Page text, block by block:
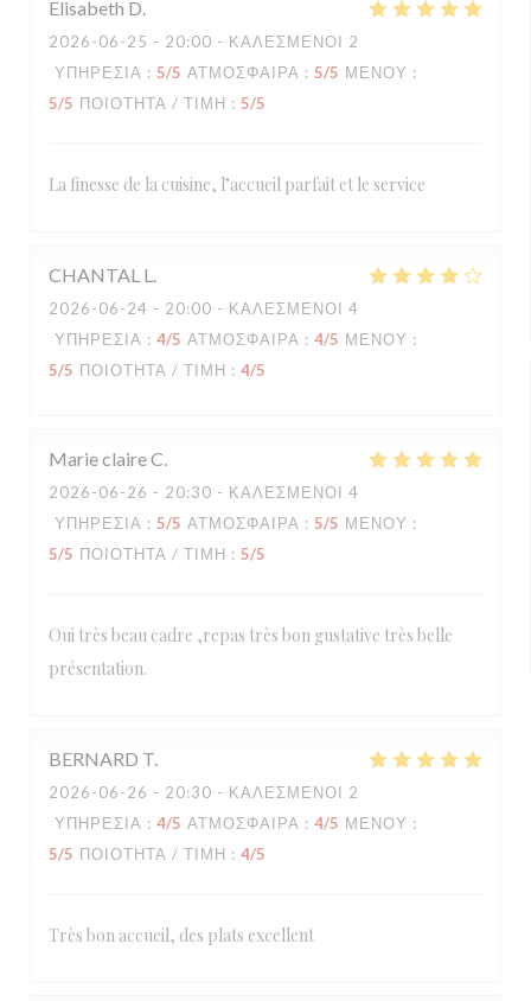
Elisabeth D
2026-06-25 - 20:00 - ΚΑΛΕΣΜΈΝΟΙ 2
ΥΠΗΡΕΣΊΑ : 5/5 ΑΤΜΌΣΦΑΙΡΑ : 5/5 ΜΕΝΟΎ :
5/5 ΠΟΙΌΤΗΤΑ / ΤΙΜΉ : 5/5
La finesse de la cuisine, l’accueil parfait et le service
CHANTAL L
2026-06-24 - 20:00 - ΚΑΛΕΣΜΈΝΟΙ 4
ΥΠΗΡΕΣΊΑ : 4/5 ΑΤΜΌΣΦΑΙΡΑ : 4/5 ΜΕΝΟΎ :
5/5 ΠΟΙΌΤΗΤΑ / ΤΙΜΉ : 4/5
Marie claireC
2026-06-26 - 20:30 - ΚΑΛΕΣΜΈΝΟΙ 4
ΥΠΗΡΕΣΊΑ : 5/5 ΑΤΜΌΣΦΑΙΡΑ : 5/5 ΜΕΝΟΎ :
5/5 ΠΟΙΌΤΗΤΑ / ΤΙΜΉ : 5/5
Oui très beau cadre ,repas très bon gustative très belle
présentation.
BERNARD T
2026-06-26 - 20:30 - ΚΑΛΕΣΜΈΝΟΙ 2
ΥΠΗΡΕΣΊΑ : 4/5 ΑΤΜΌΣΦΑΙΡΑ : 4/5 ΜΕΝΟΎ :
5/5 ΠΟΙΌΤΗΤΑ / ΤΙΜΉ : 4/5
Très bon accueil, des plats excellent